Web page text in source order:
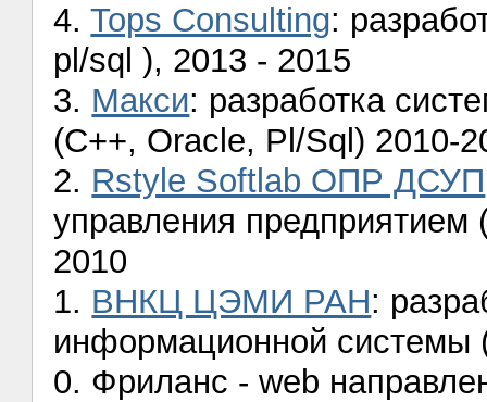
4.Tops Consulting:
pl/sql ), 2013 - 2015
3. Макси: разработка
(C++, Oracle, Pl/Sql) 2010-
2. Rstyle Softlab ОПР ДСУП
управления
2010
1. ВНКЦ ЦЭМИ РАН:
информационной системы
0. Фриланс - web